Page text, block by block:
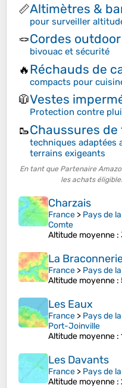
📏Altimètres &
pour surveiller
🪢Cordes outdoor
bivouac et sécurité
🔥Réchauds de
compacts pour
🧥Vestes
Protection contre
🥾Chaussures de
techniques adaptées
terrains exigeants
En tant que Partenaire
les achats
Charzais
France > Pays de
Comte
Altitude moyenne :
La
France > Pays de
Altitude moyenne :
Les Eaux
France > Pays de
Port-Joinville
Altitude moyenne :
Les Davants
France > Pays de
Altitude moyenne :